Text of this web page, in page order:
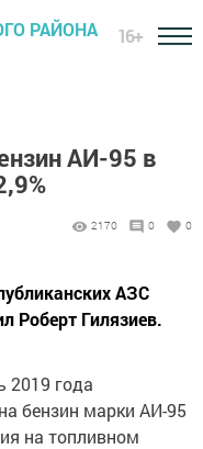
РАЙОНА 16+
АИ-95 в
2170 0 0
АЗС
Роберт Гилязиев.
2019 года
бензин марки АИ-95
на топливном